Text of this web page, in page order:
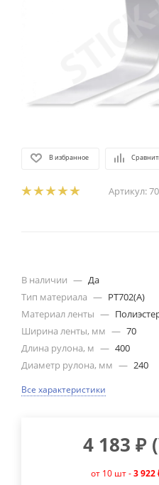
В избранное
Артикул:
В наличии — Да
Тип материала — PT702(A)
Материал ленты —
Ширина ленты, мм — 70
Длина рулона, м — 400
Диаметр рулона, мм — 240
Все характеристики
4 183 ₽ (
от 10 шт -3 922